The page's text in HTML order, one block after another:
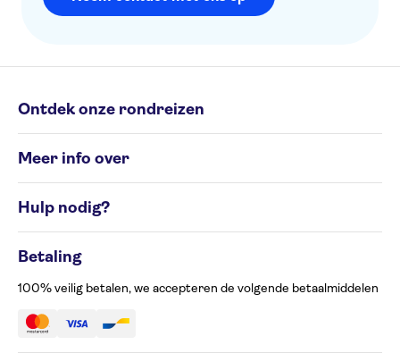
Ontdek onze rondreizen
Groepsrondreizen
Rondreisbestemmingen
Meer info over
Cookiesbeleid
Privacyverklaring
Beheer uw cookievoorkeuren
Toegankelijkheid
Hulp nodig?
Klachtenformulier
Betaling
100% veilig betalen, we accepteren de volgende betaalmiddelen